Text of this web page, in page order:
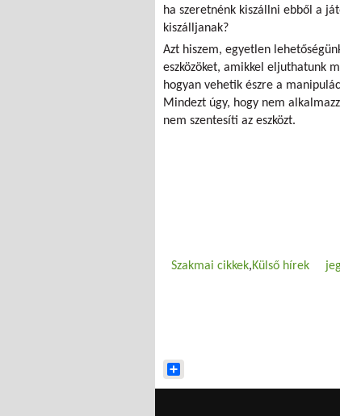
ha szeretnénk kiszállni ebből a
kiszálljanak?
Azt hiszem, egyetlen
eszközöket, amikkel eljuthatunk
hogyan vehetik észre a
Mindezt úgy, hogy nem
nem szentesíti az eszközt.
Szakmai cikkek Külső hírek